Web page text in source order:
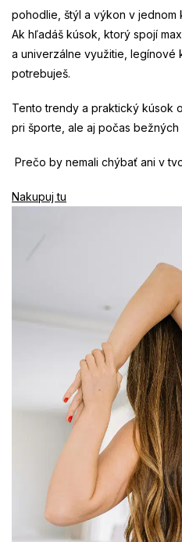
pohodlie, štýl a výkon v jednom
Ak hľadáš kúsok, ktorý spojí
a univerzálne využitie, legínové
potrebuješ.
Tento trendy a praktický kúsok
pri športe, ale aj počas bežných
Prečo by nemali chýbať ani v
Nakupuj tu